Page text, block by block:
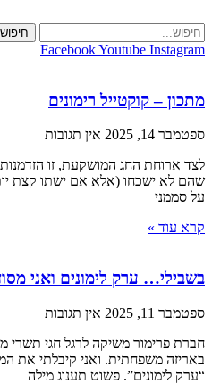
to
content
חיפוש
FacebookYoutube Instagram
מתכון – קוקטייל רימונים
ספטמבר 14, 2025
אין תגובות
לצד ארוחת החג המושקעת, זו
שהם לא ישכחו (אלא אם ישתו קצת
על סממני
קרא עוד »
בשבילי… ערק לימונים ואני
ספטמבר 11, 2025
אין תגובות
חברת פרימור משיקה לרגל חגי תשרי
באריזה משפחתית. ואני קיבלתי את
“ערק לימונים”. פשוט תענוג מילה